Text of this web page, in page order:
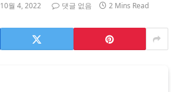
10월 4, 2022 댓글 없음 2 Mins Read